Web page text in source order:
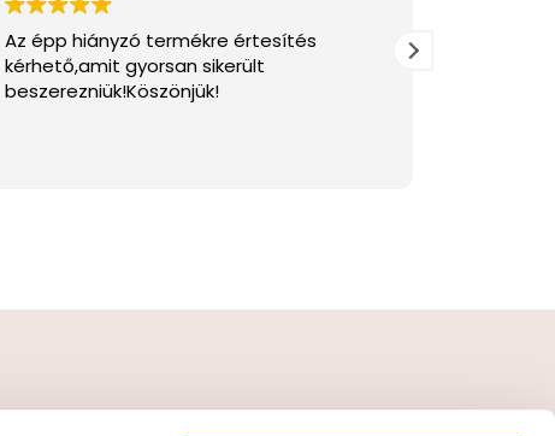
Az épp hiányzó termékre értesítés
kérhető,amit gyorsan sikerült
beszerezniük!Köszönjük!